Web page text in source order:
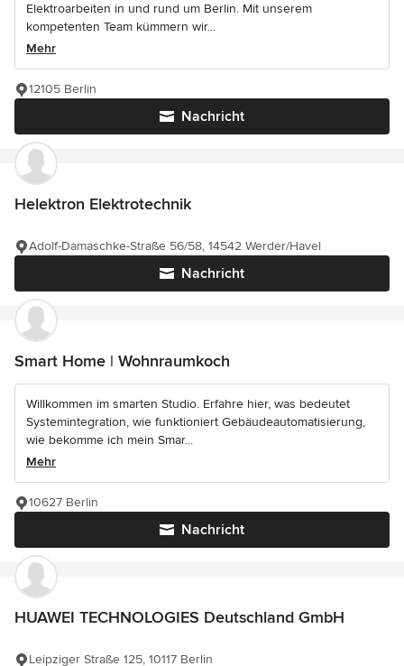
Elektroarbeiten in und rund um Berlin. Mit unserem
kompetenten Team kümmern wir...
Mehr
Nachricht
12105 Berlin
Helektron Elektrotechnik
Nachricht
Adolf-Damaschke-Straße 56/58, 14542 Werder/Havel
Smart Home | Wohnraumkoch
Willkommen im smarten Studio. Erfahre hier, was bedeutet
Systemintegration, wie funktioniert Gebäudeautomatisierung,
wie bekomme ich mein Smar...
Mehr
Nachricht
10627 Berlin
HUAWEI TECHNOLOGIES Deutschland GmbH
Leipziger Straße 125, 10117 Berlin